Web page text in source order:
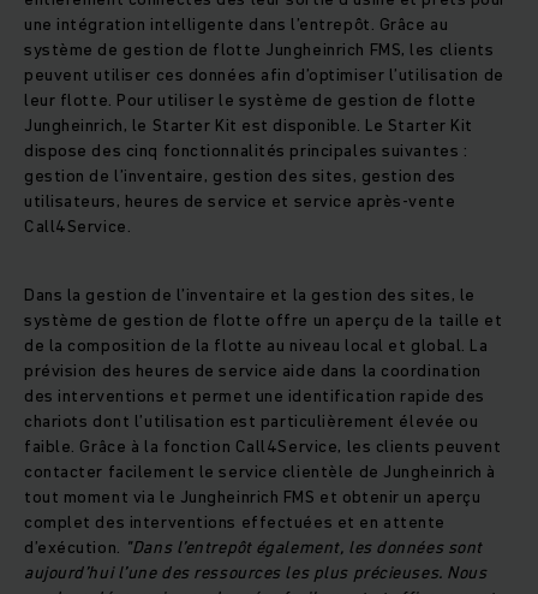
une intégration intelligente dans l’entrepôt. Grâce au
système de gestion de flotte Jungheinrich FMS, les clients
peuvent utiliser ces données afin d’optimiser l’utilisation de
leur flotte. Pour utiliser le système de gestion de flotte
Jungheinrich, le Starter Kit est disponible. Le Starter Kit
dispose des cinq fonctionnalités principales suivantes :
gestion de l’inventaire, gestion des sites, gestion des
utilisateurs, heures de service et service après-vente
Call4Service.
Dans la gestion de l’inventaire et la gestion des sites, le
système de gestion de flotte offre un aperçu de la taille et
de la composition de la flotte au niveau local et global. La
prévision des heures de service aide dans la coordination
des interventions et permet une identification rapide des
chariots dont l’utilisation est particulièrement élevée ou
faible. Grâce à la fonction Call4Service, les clients peuvent
contacter facilement le service clientèle de Jungheinrich à
tout moment via le Jungheinrich FMS et obtenir un aperçu
complet des interventions effectuées et en attente
d’exécution. "Dans l’entrepôt également, les données sont
aujourd’hui l’une des ressources les plus précieuses. Nous